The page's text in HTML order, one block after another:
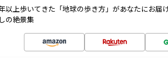
以上歩いてきた「地球の歩き方」があなたにお届
の絶景集